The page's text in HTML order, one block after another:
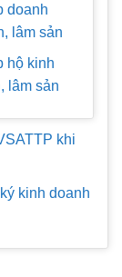
doanh
lâm sản
hộ kinh
lâm sản
khi
kinh doanh